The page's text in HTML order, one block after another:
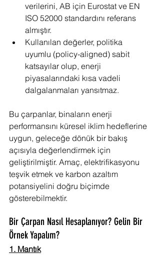
verilerini, AB için Eurostat ve EN
ISO 52000 standardını referans
almıştır.
Kullanılan değerler, politika
uyumlu (policy-aligned) sabit
katsayılar olup, enerji
piyasalarındaki kısa vadeli
dalgalanmaları yansıtmaz.
Bu çarpanlar, binaların enerji
performansını küresel iklim hedeflerine
uygun, geleceğe dönük bir bakış
açısıyla değerlendirmek için
geliştirilmiştir. Amaç, elektrifikasyonu
teşvik etmek ve karbon azaltım
potansiyelini doğru biçimde
gösterebilmektir.
Bir Çarpan Nasıl Hesaplanıyor? Gelin Bir
Örnek Yapalım?
1. Mantık